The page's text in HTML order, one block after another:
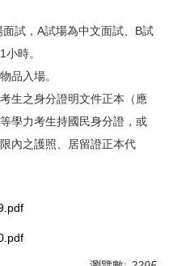
試，A試場為中文面試、B試
時。
品入場。
生之身分證明文件正本（應
學力考生持國民身分證，或
內之護照、居留證正本代